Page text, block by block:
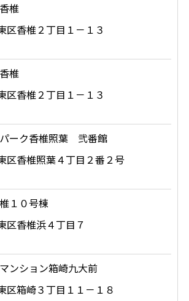
椎
区香椎２丁目１－１３
椎
区香椎２丁目１－１３
ーク香椎照葉 弐番館
区香椎照葉４丁目２番２号
１０号棟
区香椎浜４丁目７
ンション箱崎九大前
区箱崎３丁目１１－１８